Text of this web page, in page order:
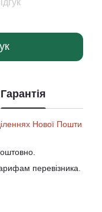
Гарантія
Нової Пошти
перевізника.